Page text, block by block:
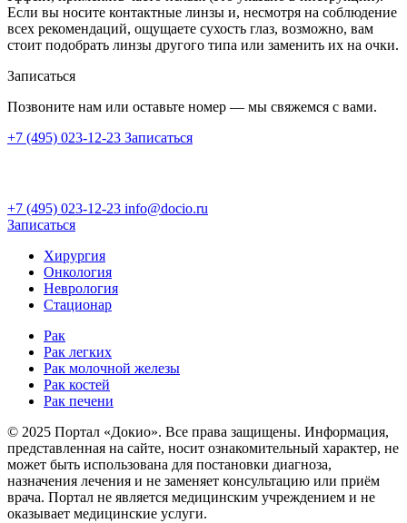
Если вы носите контактные линзы и, несмотря на соблюдение
всех рекомендаций, ощущаете сухость глаз, возможно, вам
стоит подобрать линзы другого типа или заменить их на очки.
Записаться
Позвоните нам или оставьте номер — мы свяжемся с вами.
+7 (495) 023-12-23 Записаться
+7 (495) 023-12-23 info@docio.ru
Записаться
Хирургия
Онкология
Неврология
Стационар
Рак
Рак легких
Рак молочной железы
Рак костей
Рак печени
© 2025 Портал «Докио». Все права защищены. Информация,
представленная на сайте, носит ознакомительный характер, не
может быть использована для постановки диагноза,
назначения лечения и не заменяет консультацию или приём
врача. Портал не является медицинским учреждением и не
оказывает медицинские услуги.